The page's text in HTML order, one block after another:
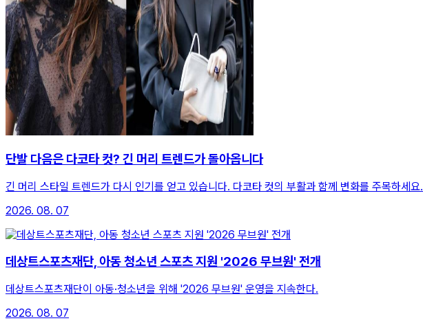
단발 다음은 다코타 컷? 긴 머리 트렌드가 돌아옵니다
긴 머리 스타일 트렌드가 다시 인기를 얻고 있습니다. 다코타 컷의 부활과 함께 변화를 주목하세요.
2026. 08. 07
데상트스포츠재단, 아동 청소년 스포츠 지원 '2026 무브원' 전개
데상트스포츠재단이 아동·청소년을 위해 '2026 무브원' 운영을 지속한다.
2026. 08. 07